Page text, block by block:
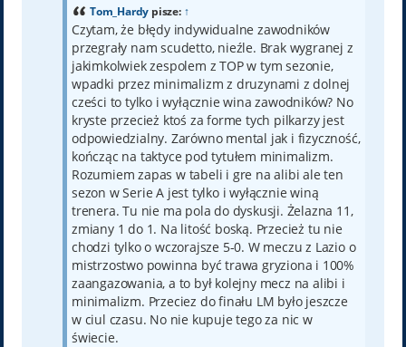
Tom_Hardy pisze: ↑
Czytam, że błędy indywidualne zawodników
przegrały nam scudetto, nieźle. Brak wygranej z
jakimkolwiek zespolem z TOP w tym sezonie,
wpadki przez minimalizm z druzynami z dolnej
cześci to tylko i wyłącznie wina zawodników? No
kryste przecież ktoś za forme tych pilkarzy jest
odpowiedzialny. Zarówno mental jak i fizyczność,
kończąc na taktyce pod tytułem minimalizm.
Rozumiem zapas w tabeli i gre na alibi ale ten
sezon w Serie A jest tylko i wyłącznie winą
trenera. Tu nie ma pola do dyskusji. Żelazna 11,
zmiany 1 do 1. Na litość boską. Przecież tu nie
chodzi tylko o wczorajsze 5-0. W meczu z Lazio o
mistrzostwo powinna być trawa gryziona i 100%
zaangazowania, a to był kolejny mecz na alibi i
minimalizm. Przeciez do finału LM było jeszcze
w ciul czasu. No nie kupuje tego za nic w
świecie.